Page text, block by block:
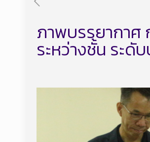
ภาพบรรยากาศ
ระหว่างชั้น ระดั